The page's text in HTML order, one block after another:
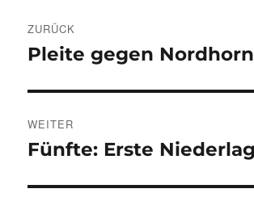
ZURÜCK
Vorheriger
Pleite gegen
WEITER
Nächster
Fünfte: Erste